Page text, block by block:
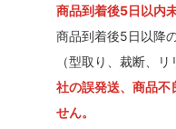
商品到着後5日以内
商品到着後5日以降
（型取り、裁断、
社の誤発送、商品不
せん。